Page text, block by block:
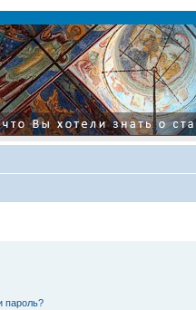
пароль?